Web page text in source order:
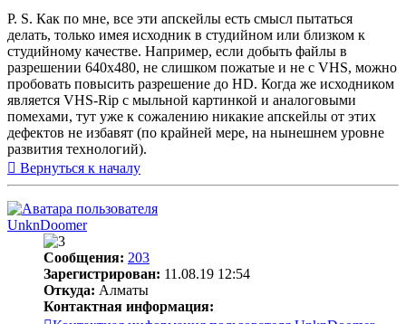
P. S. Как по мне, все эти апскейлы есть смысл пытаться
делать, только имея исходник в студийном или близком к
студийному качестве. Например, если добыть файлы в
разрешении 640х480, не слишком пожатые и не с VHS, можно
пробовать повысить разрешение до HD. Когда же исходником
является VHS-Rip с мыльной картинкой и аналоговыми
помехами, тут уже к сожалению никакие апскейлы от этих
дефектов не избавят (по крайней мере, на нынешнем уровне
развития технологий).
Вернуться к началу
UnknDoomer
Сообщения: 203
Зарегистрирован: 11.08.19 12:54
Откуда: Алматы
Контактная информация: